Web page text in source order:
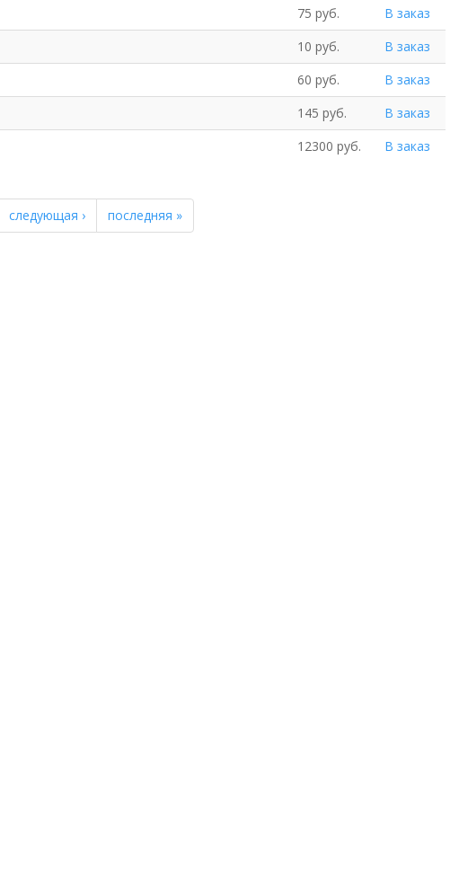
75 руб.
В заказ
10 руб.
В заказ
60 руб.
В заказ
145 руб.
В заказ
12300 руб. В заказ
следующая › последняя »